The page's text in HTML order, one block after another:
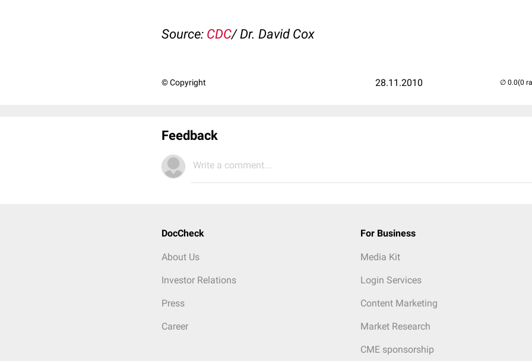
Source: CDC/ Dr. David Cox
© Copyright 28.11.2010 (0
Feedback
Write a comment...
DocCheck
About Us
Investor Relations
Press
Career
For Business
Media Kit
Login Services
Content Marketing
Market Research
CME sponsorship